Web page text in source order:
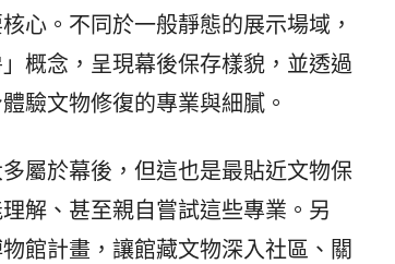
心。不同於一般靜態的展示場域，
概念，呈現幕後保存樣貌，並透過
驗文物修復的專業與細膩。
屬於幕後，但這也是最貼近文物保
解、甚至親自嘗試這些專業。另
館計畫，讓館藏文物深入社區、關